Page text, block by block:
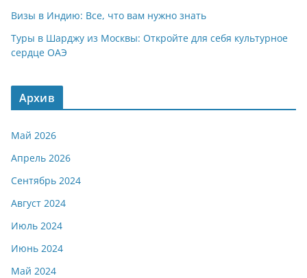
Визы в Индию: Все, что вам нужно знать
Туры в Шарджу из Москвы: Откройте для себя культурное
сердце ОАЭ
Архив
Май 2026
Апрель 2026
Сентябрь 2024
Август 2024
Июль 2024
Июнь 2024
Май 2024